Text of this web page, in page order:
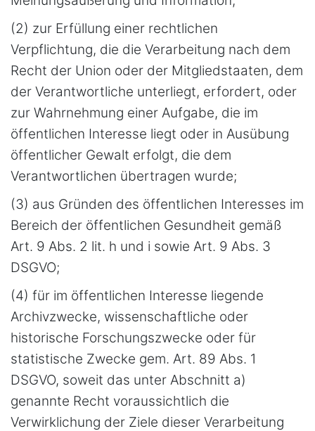
(2) zur Erfüllung einer rechtlichen
Verpflichtung, die die Verarbeitung nach dem
Recht der Union oder der Mitgliedstaaten, dem
der Verantwortliche unterliegt, erfordert, oder
zur Wahrnehmung einer Aufgabe, die im
öffentlichen Interesse liegt oder in Ausübung
öffentlicher Gewalt erfolgt, die dem
Verantwortlichen übertragen wurde;
(3) aus Gründen des öffentlichen Interesses im
Bereich der öffentlichen Gesundheit gemäß
Art. 9 Abs. 2 lit. h und i sowie Art. 9 Abs. 3
DSGVO;
(4) für im öffentlichen Interesse liegende
Archivzwecke, wissenschaftliche oder
historische Forschungszwecke oder für
statistische Zwecke gem. Art. 89 Abs. 1
DSGVO, soweit das unter Abschnitt a)
genannte Recht voraussichtlich die
Verwirklichung der Ziele dieser Verarbeitung